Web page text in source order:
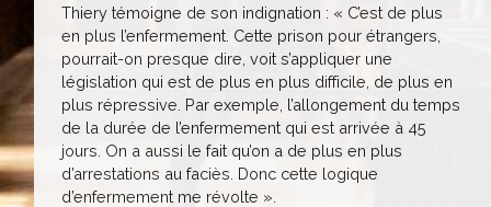
Thiery témoigne de son indignation : « C’est de plus
en plus l’enfermement. Cette prison pour étrangers,
pourrait-on presque dire, voit s’appliquer une
législation qui est de plus en plus difficile, de plus en
plus répressive. Par exemple, l’allongement du temps
de la durée de l’enfermement qui est arrivée à 45
jours. On a aussi le fait qu’on a de plus en plus
d’arrestations au faciès. Donc cette logique
d’enfermement me révolte ».